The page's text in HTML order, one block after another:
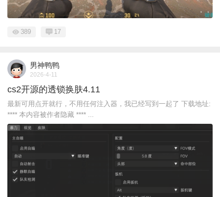
389 17
男神鸭鸭
2026-4-11
cs2开源的透锁换肤4.11
最新可用点开就行，不用任何注入器，我已经写到一起了 下载地址:
**** 本内容被作者隐藏 **** ...